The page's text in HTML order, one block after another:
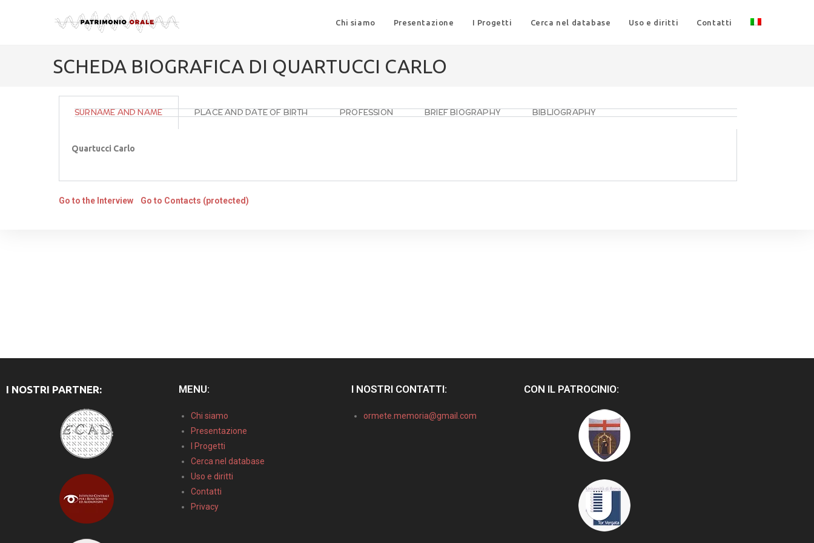
Chi siamo Presentazione I Progetti Cerca nel database Uso e diritti Contatti
SCHEDA BIOGRAFICA DI QUARTUCCI CARLO
SURNAME AND NAME PLACE AND DATE OF BIRTH PROFESSION BRIEF BIOGRAPHY BIBLIOGRAPHY
Quartucci Carlo
Go to the Interview Go to Contacts (protected)
I NOSTRI PARTNER: MENU:
Chi siamo
Presentazione
I Progetti
Cerca nel database
Uso e diritti
Contatti
Privacy
I NOSTRI CONTATTI:
ormete.memoria@gmail.com
CON IL PATROCINIO: